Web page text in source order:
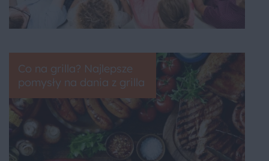
Co na grilla? Najlepsze
pomysły na dania z grilla